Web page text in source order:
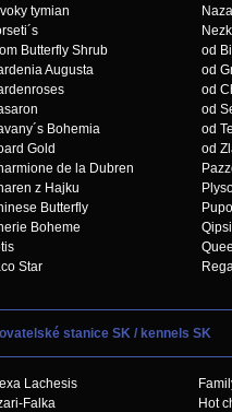
tymian
Butterfly Shrub
od
Augusta
od
od
od
Bohemia
od
Gold
od
de la Dubren
z Hajku
Butterfly
Boheme
Qipsi
Star
stanice SK / kennels SK
Lachesis
Falka
Hot